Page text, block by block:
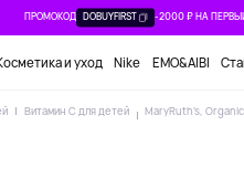
ПРОМОКОД DOBUYFIRST -2000 ₽ НА
и уход Nike EMO&AIBI
Витамин C для детей
MaryRuth's,